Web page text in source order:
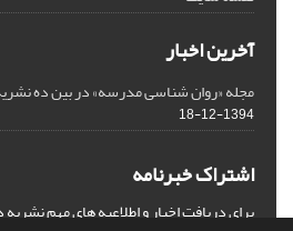
آخرین اخبار
مجله «روان شناسی مدرسه» در بین ده
1394-12-18
اشتراک خبرنامه
برای دریافت اخبار و اطلاعیه های مهم